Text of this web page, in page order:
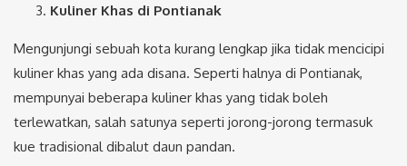
Kuliner Khas di Pontianak
Mengunjungi sebuah kota kurang lengkap jika tidak mencicipi
kuliner khas yang ada disana. Seperti halnya di Pontianak,
mempunyai beberapa kuliner khas yang tidak boleh
terlewatkan, salah satunya seperti jorong-jorong termasuk
kue tradisional dibalut daun pandan.